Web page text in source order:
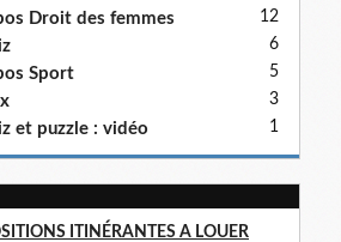
Droit des femmes 12
6
Sport 5
3
et puzzle : vidéo 1
ITINÉRANTES A LOUER